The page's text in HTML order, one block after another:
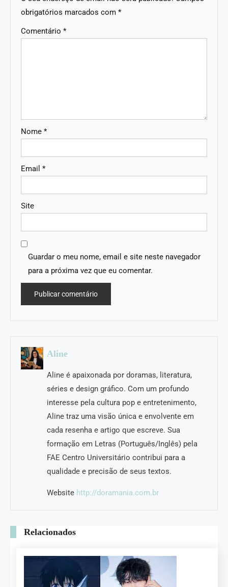
obrigatórios marcados com *
Comentário *
Nome *
Email *
Site
Guardar o meu nome, email e site neste navegador
para a próxima vez que eu comentar.
Aline
Aline é apaixonada por doramas, literatura,
séries e design gráfico. Com um profundo
interesse pela cultura pop e entretenimento,
Aline traz uma visão única e envolvente em
cada resenha e artigo que escreve. Sua
formação em Letras (Português/Inglês) pela
FAE Centro Universitário contribui para a
qualidade e precisão de seus textos.
Website http://doramania.com.br
Relacionados